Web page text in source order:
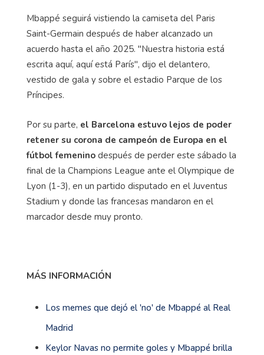
Mbappé seguirá vistiendo la camiseta del Paris
Saint-Germain después de haber alcanzado un
acuerdo hasta el año 2025. ''Nuestra historia está
escrita aquí, aquí está París'', dijo el delantero,
vestido de gala y sobre el estadio Parque de los
Príncipes.
Por su parte, el Barcelona estuvo lejos de poder
retener su corona de campeón de Europa en el
fútbol femenino después de perder este sábado la
final de la Champions League ante el Olympique de
Lyon (1-3), en un partido disputado en el Juventus
Stadium y donde las francesas mandaron en el
marcador desde muy pronto.
MÁS INFORMACIÓN
Los memes que dejó el 'no' de Mbappé al Real
Madrid
Keylor Navas no permite goles y Mbappé brilla